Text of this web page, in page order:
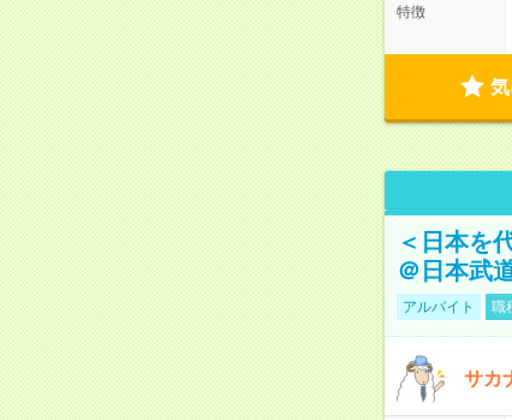
特徴
気
＜日本を
＠日本武
アルバイト 職
サカ